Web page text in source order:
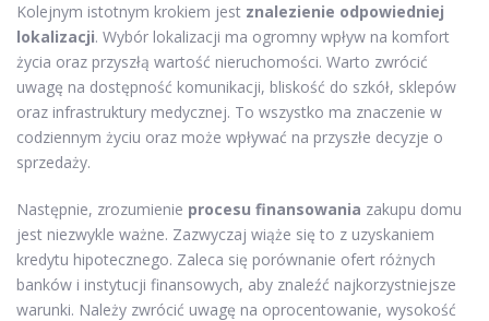
Kolejnym istotnym krokiem jest znalezienie odpowiedniej
lokalizacji. Wybór lokalizacji ma ogromny wpływ na komfort
życia oraz przyszłą wartość nieruchomości. Warto zwrócić
uwagę na dostępność komunikacji, bliskość do szkół, sklepów
oraz infrastruktury medycznej. To wszystko ma znaczenie w
codziennym życiu oraz może wpływać na przyszłe decyzje o
sprzedaży.
Następnie, zrozumienie procesu finansowania zakupu domu
jest niezwykle ważne. Zazwyczaj wiąże się to z uzyskaniem
kredytu hipotecznego. Zaleca się porównanie ofert różnych
banków i instytucji finansowych, aby znaleźć najkorzystniejsze
warunki. Należy zwrócić uwagę na oprocentowanie, wysokość